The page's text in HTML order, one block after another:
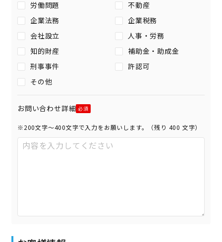
労働問題
不動産
企業法務
企業税務
会社設立
人事・労務
知的財産
補助金・助成金
刑事事件
許認可
その他
お問い合わせ詳細
※200文字〜400文字で入力をお願いします。（残り 400 文字）